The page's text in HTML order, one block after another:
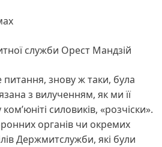
служби Орест Мандзій
знову ж таки, була
з вилученням, як ми її
силовиків, «розчіски».
органів чи окремих
Держмитслужби, які були